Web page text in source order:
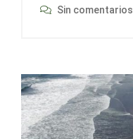
Sin comentarios